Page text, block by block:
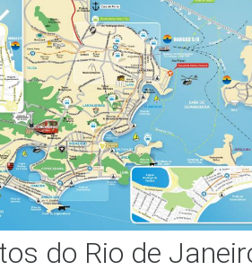
do Rio de